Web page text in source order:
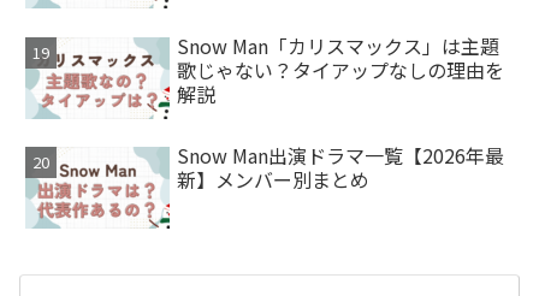
Snow Man「カリスマックス」は主題
歌じゃない？タイアップなしの理由を
解説
Snow Man出演ドラマ一覧【2026年最
新】メンバー別まとめ